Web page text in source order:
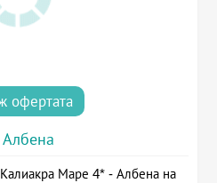
офертата
Албена
Маре 4* - Албена на